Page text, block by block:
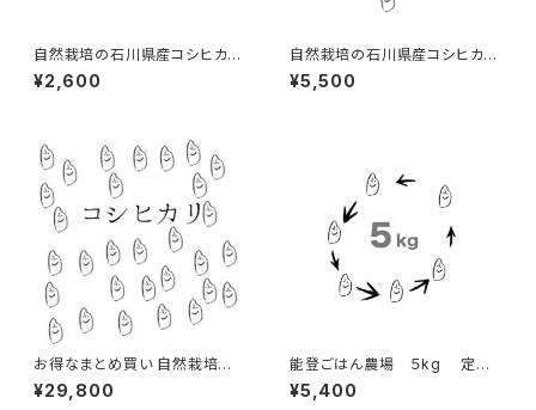
自然栽培の石川県産コシヒカリ
2kg 2025年
¥2,600
自然栽培の石川県産コシヒカリ
5kg 2025年
¥5,500
お得なまとめ買い 自然栽培の
石川県産コシヒカリ 玄米30kg
2025年
¥29,800
能登ごはん農場 ５kg 定期
配送コース
¥5,400